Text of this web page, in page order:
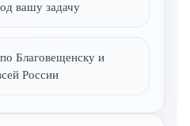
вашу задачу
Благовещенску и
России